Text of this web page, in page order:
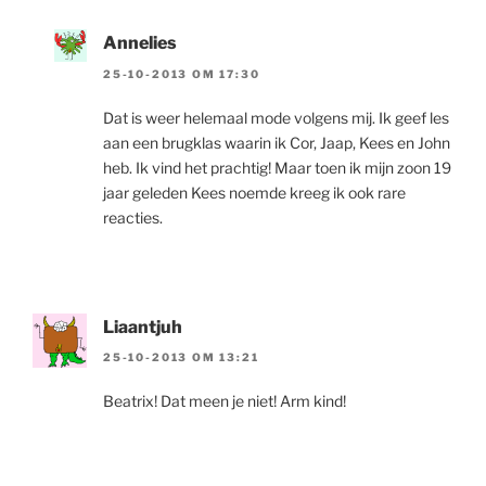
Annelies
25-10-2013 OM 17:30
Dat is weer helemaal mode volgens mij. Ik geef les
aan een brugklas waarin ik Cor, Jaap, Kees en John
heb. Ik vind het prachtig! Maar toen ik mijn zoon 19
jaar geleden Kees noemde kreeg ik ook rare
reacties.
Liaantjuh
25-10-2013 OM 13:21
Beatrix! Dat meen je niet! Arm kind!